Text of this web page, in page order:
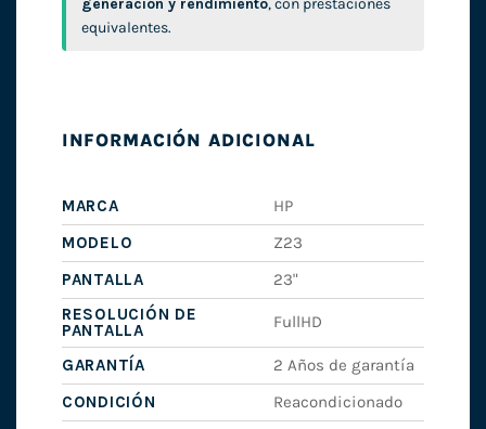
generación y rendimiento, con prestaciones
equivalentes.
INFORMACIÓN ADICIONAL
MARCA
HP
MODELO
Z23
PANTALLA
23"
RESOLUCIÓN DE
PANTALLA
FullHD
GARANTÍA
2 Años de garantía
CONDICIÓN
Reacondicionado